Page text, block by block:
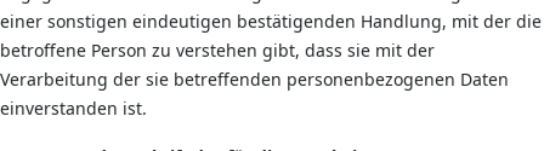
einer sonstigen eindeutigen bestätigenden Handlung, mit der die
betroffene Person zu verstehen gibt, dass sie mit der
Verarbeitung der sie betreffenden personenbezogenen Daten
einverstanden ist.